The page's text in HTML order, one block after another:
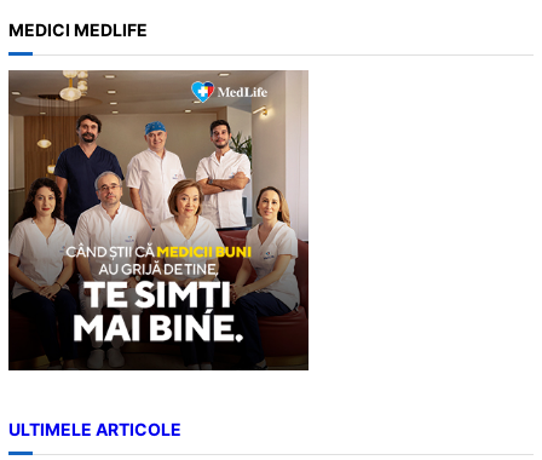
r
c
h
MEDICI MEDLIFE
ULTIMELE ARTICOLE